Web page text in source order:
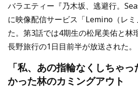
バラエティー『乃木坂、逃避行。
に映像配信サービス「Lemino（レ
た。第3話では4期生の松尾美佑と林
長野旅行の1日目前半が放送された。
「私、あの指輪なくしちゃ
かった林のカミングアウト